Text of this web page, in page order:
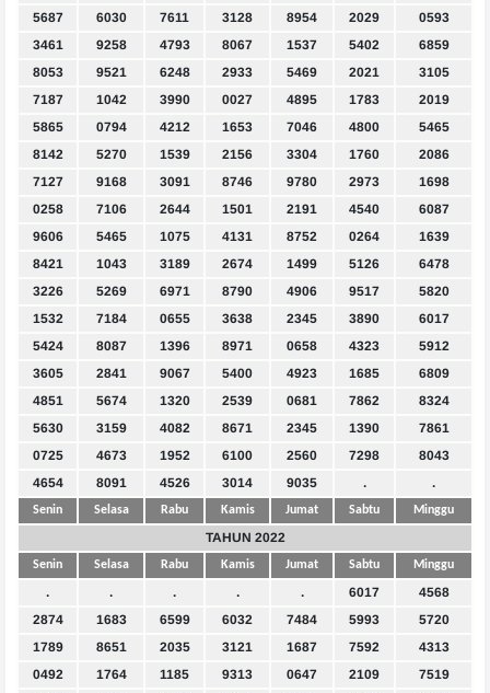
5687
6030 7611 3128 8954 2029
0593
3461
9258 4793 8067 1537 5402
6859
8053
9521 6248 2933 5469 2021
3105
7187
1042 3990 0027 4895 1783
2019
5865
0794 4212 1653 7046 4800
5465
8142
5270 1539 2156 3304 1760
2086
7127
9168 3091 8746 9780 2973
1698
0258
7106 2644 1501 2191 4540
6087
9606
5465 1075 4131 8752 0264
1639
8421
1043 3189 2674 1499 5126
6478
3226
5269 6971 8790 4906 9517
5820
1532
7184 0655 3638 2345 3890
6017
5424
8087 1396 8971 0658 4323
5912
3605
2841 9067 5400 4923 1685
6809
4851
5674 1320 2539 0681 7862
8324
5630
3159 4082 8671 2345 1390
7861
0725
4673 1952 6100 2560 7298
8043
4654
8091 4526 3014 9035 . .
Senin Selasa Rabu Kamis Jumat Sabtu Minggu
TAHUN 2022
Senin Selasa Rabu Kamis Jumat Sabtu Minggu
. . . . . 6017
4568
2874
1683 6599 6032 7484 5993
5720
1789
8651 2035 3121 1687 7592
4313
0492
1764 1185 9313 0647 2109
7519